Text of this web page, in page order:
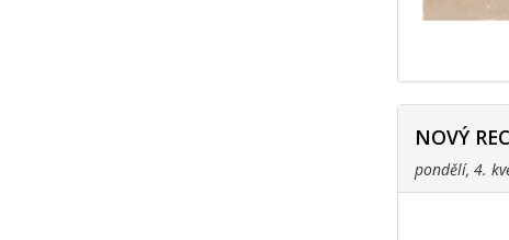
NOVÝ
pondělí, 4.